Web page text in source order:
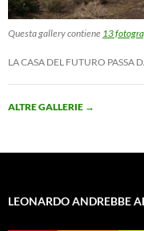
Questa gallery contiene 13
LA CASA DEL FUTURO PASSA
ALTRE GALLERIE →
LEONARDO ANDREBBE